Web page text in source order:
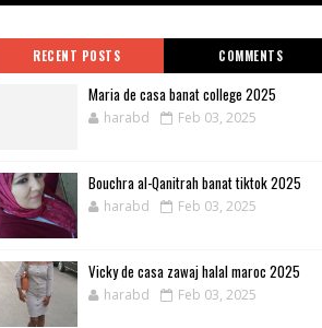
RECENT POSTS COMMENTS
Maria de casa banat college 2025
harabd Feb 03, 2025
Bouchra al-Qanitrah banat tiktok 2025
harabd Feb 03, 2025
Vicky de casa zawaj halal maroc 2025
harabd Feb 03, 2025